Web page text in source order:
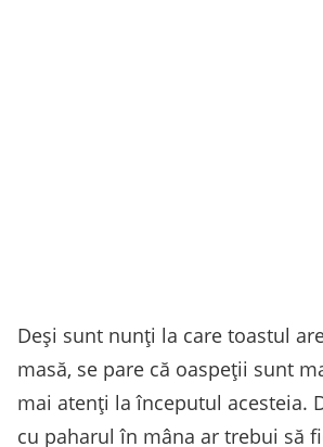
Deși sunt nunți la care toastul
masă, se pare că oaspeții sunt
mai atenți la începutul acesteia.
cu paharul în mâna ar trebui să